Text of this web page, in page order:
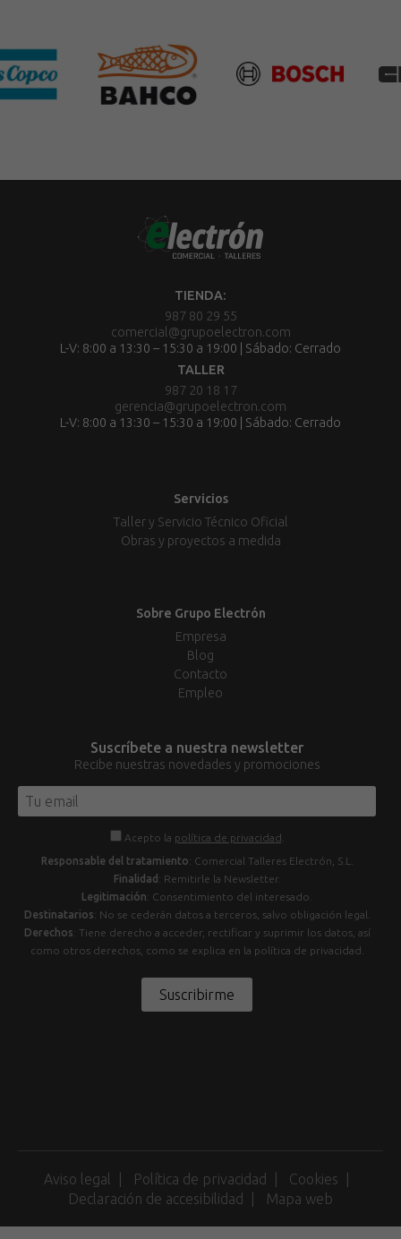
TIENDA:
987 80 29 55
comercial@grupoelectron.com
L-V: 8:00 a 13:30 – 15:30 a 19:00 | Sábado: Cerrado
TALLER
987 20 18 17
gerencia@grupoelectron.com
L-V: 8:00 a 13:30 – 15:30 a 19:00 | Sábado: Cerrado
Servicios
Taller y Servicio Técnico Oficial
Obras y proyectos a medida
Sobre Grupo Electrón
Empresa
Blog
Contacto
Empleo
Suscríbete a nuestra newsletter
Recibe nuestras novedades y promociones
Acepto la política de privacidad
Responsable del tratamiento: Comercial Talleres Electrón, S.L.
Finalidad : Remitirle la Newsletter.
Legitimación: Consentimiento del interesado.
Destinatarios: No se cederán datos a terceros, salvo obligación legal.
Derechos: Tiene derecho a acceder, rectificar y suprimir los datos, así
como otros derechos, como se explica en la política de privacidad.
Suscribirme
Aviso legal Política de privacidad
Cookies
Declaración de accesibilidad
Mapa web